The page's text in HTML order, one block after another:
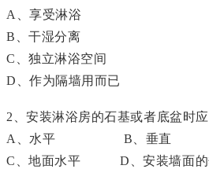
A、享受淋浴
B、干湿分离
C、独立淋浴空间
D、作为隔墙用而已
2、安装淋浴房的石基或者底盆时应
A、水平 B、垂直
C、地面水平 D、安装墙面的